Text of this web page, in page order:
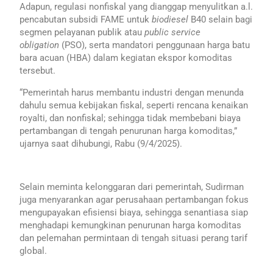
Adapun, regulasi nonfiskal yang dianggap menyulitkan a.l.
pencabutan subsidi FAME untukbiodiesel B40 selain bagi
segmen pelayanan publik ataupublic service
obligation (PSO), serta mandatori penggunaan harga batu
bara acuan (HBA) dalam kegiatan ekspor komoditas
tersebut.
“Pemerintah harus membantu industri dengan menunda
dahulu semua kebijakan fiskal, seperti rencana kenaikan
royalti, dan nonfiskal; sehingga tidak membebani biaya
pertambangan di tengah penurunan harga komoditas,”
ujarnya saat dihubungi, Rabu (9/4/2025).
Selain meminta kelonggaran dari pemerintah, Sudirman
juga menyarankan agar perusahaan pertambangan fokus
mengupayakan efisiensi biaya, sehingga senantiasa siap
menghadapi kemungkinan penurunan harga komoditas
dan pelemahan permintaan di tengah situasi perang tarif
global.